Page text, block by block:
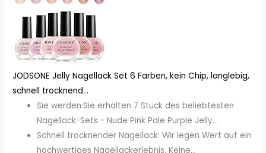
JODSONE Jelly Nagellack Set 6 Farben, kein Chip, langlebig,
schnell trocknend...
Sie werden:Sie erhalten 7 Stück des beliebtesten
Nagellack-Sets - Nude Pink Pale Purple Jelly...
Schnell trocknender Nagellack: Wir legen Wert auf ein
hochwertiges Nagellackerlebnis. Keine...